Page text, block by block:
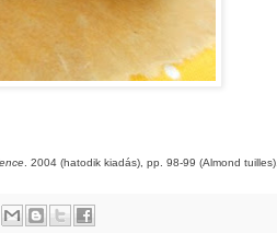
. 2004 (hatodik kiadás), pp. 98-99 (Almond tuilles).